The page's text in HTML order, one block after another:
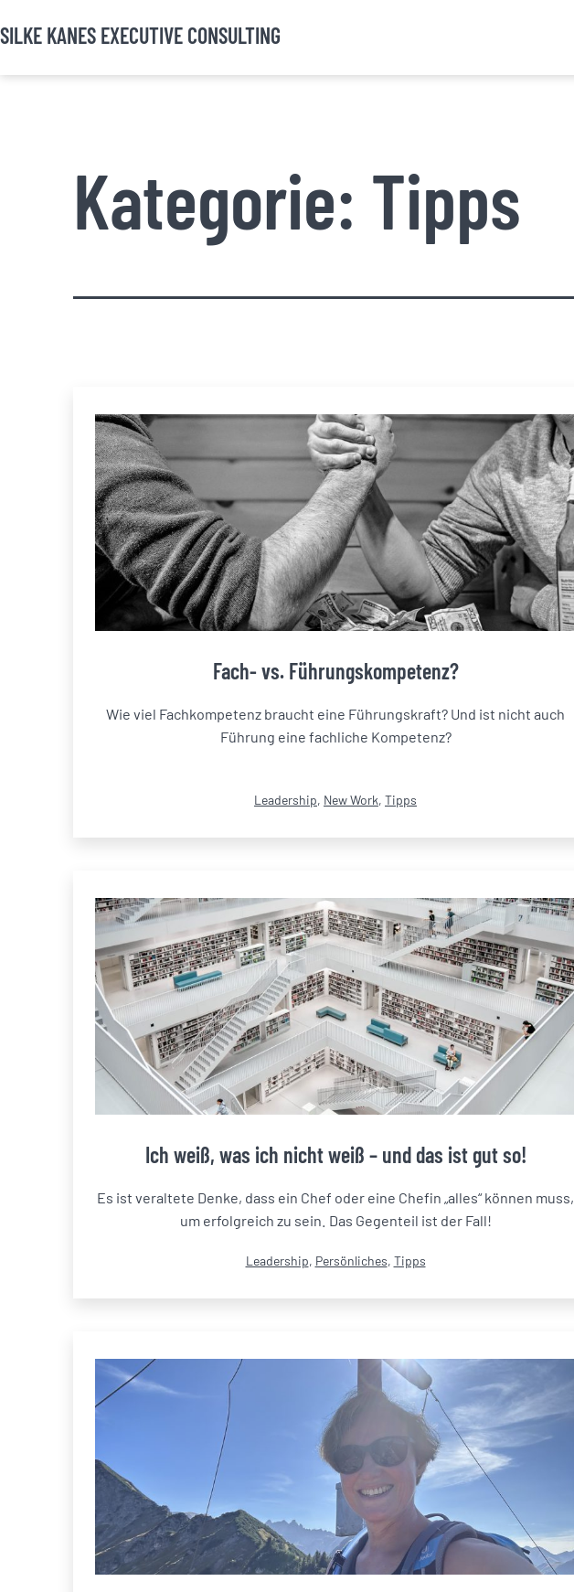
Inhalt
SILKE KANES EXECUTIVE CONSULTING
Kategorie: Tipps
Fach- vs. Führungskompetenz?
Wie viel Fachkompetenz braucht eine Führungskraft? Und ist nicht auch
Führung eine fachliche Kompetenz?
Kategorisiert
Leadership, New Work, Tipps
Ich weiß, was ich nicht weiß – und das ist gut so!
Es ist veraltete Denke, dass ein Chef oder eine Chefin „alles“ können muss,
um erfolgreich zu sein. Das Gegenteil ist der Fall!
Kategorisiert
Leadership, Persönliches, Tipps